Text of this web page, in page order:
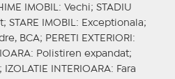
IMOBIL : Vechi; STADIU
STARE IMOBIL : Exceptionala;
BCA; PERETI EXTERIORI :
: Polistiren expandat;
IZOLATIE INTERIOARA: Fara